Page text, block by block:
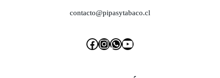
contacto@pipasytabaco.cl